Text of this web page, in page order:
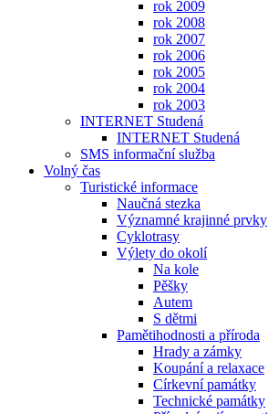
rok 2009
rok 2008
rok 2007
rok 2006
rok 2005
rok 2004
rok 2003
INTERNET Studená
INTERNET Studená
SMS informační služba
Volný čas
Turistické informace
Naučná stezka
Významné krajinné prvky
Cyklotrasy
Výlety do okolí
Na kole
Pěšky
Autem
S dětmi
Pamětihodnosti a příroda
Hrady a zámky
Koupání a relaxace
Církevní památky
Technické památky